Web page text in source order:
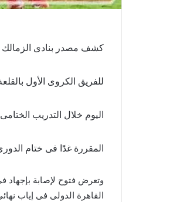
كشف مصدر بنادى الزمالك
للفريق الكروى الأول
اليوم خلال التدريب
المقررة غدًا فى ختام
وتعرض فتوح لإصابة بإجهاد
القاهرة الدولى فى إياب